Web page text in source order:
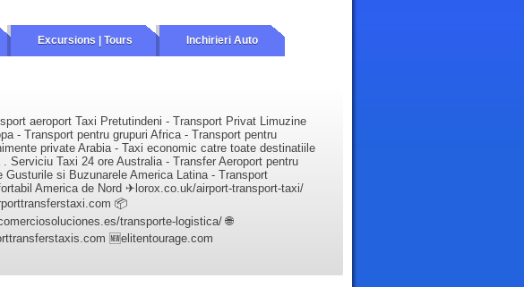
Excursions | Tours Inchirieri Auto
aeroport Taxi Pretutindeni - Transport Privat Limuzine
- Transport pentru grupuri Africa - Transport pentru
private Arabia - Taxi economic catre toate destinatiile
. Serviciu Taxi 24 ore Australia - Transfer Aeroport pentru
Gusturile si Buzunarele America Latina - Transport
America de Nord ✈lorox.co.uk/airport-transport-taxi/
📦
transporte-logistica/ 🌐
🆕elitentourage.com